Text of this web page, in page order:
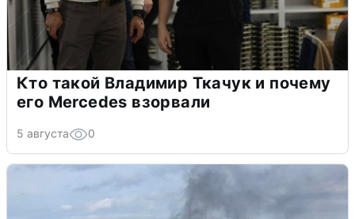
Кто такой Владимир Ткачук и почему
его Mercedes взорвали
5 августа 0